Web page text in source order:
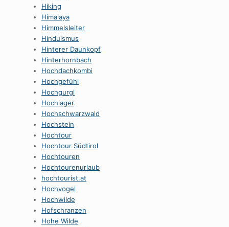
Hiking
Himalaya
Himmelsleiter
Hinduismus
Hinterer Daunkopf
Hinterhornbach
Hochdachkombi
Hochgefühl
Hochgurgl
Hochlager
Hochschwarzwald
Hochstein
Hochtour
Hochtour Südtirol
Hochtouren
Hochtourenurlaub
hochtourist.at
Hochvogel
Hochwilde
Hofschranzen
Hohe Wilde